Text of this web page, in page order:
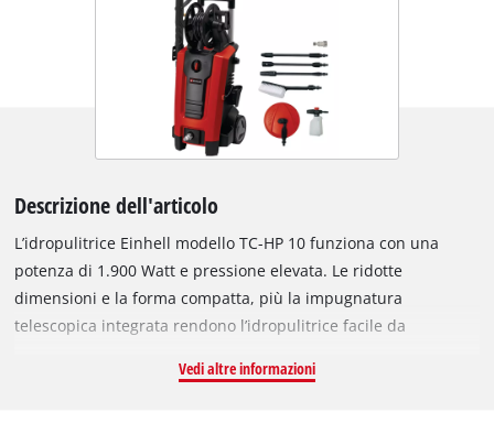
Descrizione dell'articolo
L’idropulitrice Einhell modello TC-HP 10 funziona con una
potenza di 1.900 Watt e pressione elevata. Le ridotte
dimensioni e la forma compatta, più la impugnatura
telescopica integrata rendono l’idropulitrice facile da
necessario riporla. L’idropulitrice si accende e spegne
Vedi altre informazioni